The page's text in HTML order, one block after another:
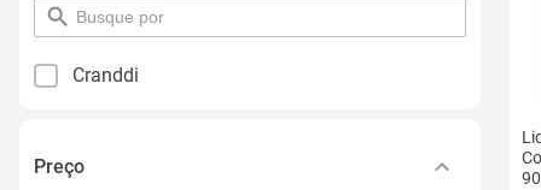
pesquisar
por
Cranddi
Preço